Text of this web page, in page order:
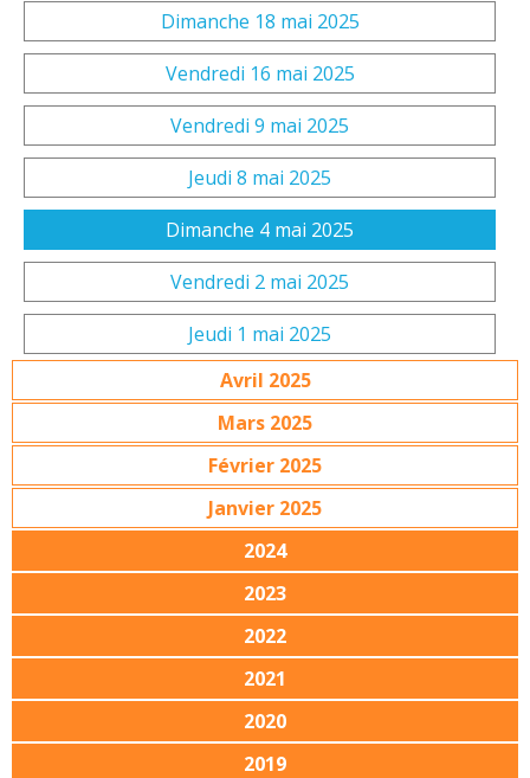
Dimanche 18 mai 2025
Vendredi 16 mai 2025
Vendredi 9 mai 2025
Jeudi 8 mai 2025
Dimanche 4 mai 2025
Vendredi 2 mai 2025
Jeudi 1 mai 2025
Avril 2025
Mars 2025
Février 2025
Janvier 2025
2024
2023
2022
2021
2020
2019